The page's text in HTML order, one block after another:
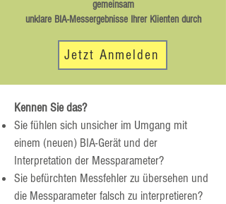
gemeinsam
unklare BIA-Messergebnisse Ihrer Klienten durch
Jetzt Anmelden
Kennen Sie das?
Sie fühlen sich unsicher im Umgang mit
einem (neuen) BIA-Gerät und der
Interpretation der Messparameter?
Sie befürchten Messfehler zu übersehen und
die Messparameter falsch zu interpretieren?